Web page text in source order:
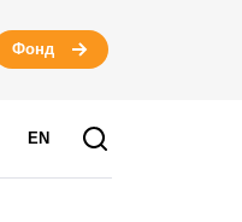
Фонд
EN